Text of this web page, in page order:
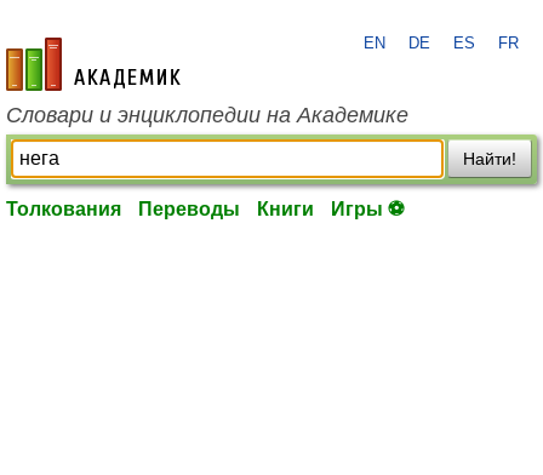
academic.ru
EN DE ES FR
Словари и энциклопедии на Академике
Найти!
Толкования Переводы Книги Игры ⚽